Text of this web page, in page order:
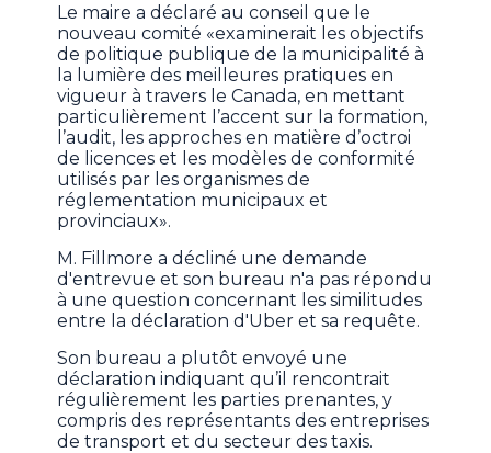
Le maire a déclaré au conseil que le
nouveau comité «examinerait les objectifs
de politique publique de la municipalité à
la lumière des meilleures pratiques en
vigueur à travers le Canada, en mettant
particulièrement l’accent sur la formation,
l’audit, les approches en matière d’octroi
de licences et les modèles de conformité
utilisés par les organismes de
réglementation municipaux et
provinciaux».
M. Fillmore a décliné une demande
d'entrevue et son bureau n'a pas répondu
à une question concernant les similitudes
entre la déclaration d'Uber et sa requête.
Son bureau a plutôt envoyé une
déclaration indiquant qu’il rencontrait
régulièrement les parties prenantes, y
compris des représentants des entreprises
de transport et du secteur des taxis.